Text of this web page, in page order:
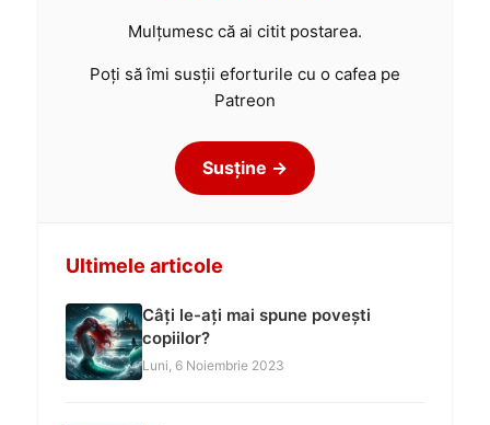
Mulțumesc că ai citit postarea.
Poți să îmi susții eforturile cu o cafea pe
Patreon
Susține →
Ultimele articole
Câți le-ați mai spune povești
copiilor?
Luni, 6 Noiembrie 2023